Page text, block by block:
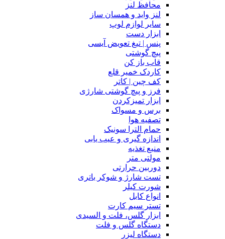
محافظ لنز
لنز واید و همسان ساز
سایر لوازم لوپ
ابزار دست
پنس | تیغ تعویض آیسی
پیچ گوشتی
قاب باز کن
کاردک خمیر قلع
کف چین | کاتر
فرز و پیچ گوشتی شارژی
ابزار تمیزکردن
برس و مسواک
تصفیه هوا
حمام الترا سونیک
اندازه گیری و عیب یابی
منبع تغذیه
مولتی متر
دوربین حرارتی
تست شارژ و شوکر باتری
شورت کیلر
انواع کابل
تستر سیم کارت
ابزار گلس، فلت و السیدی
دستگاه گلس و فلت
دستگاه لیزر